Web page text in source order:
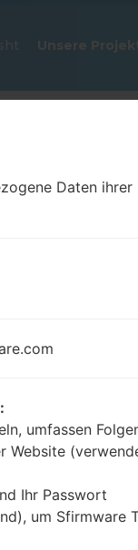
Unsere
Update für
ob
Der
und CSC-
wie man
Daten ihrer
umfassen
Website
Ihr Passwort
um Sfirmware